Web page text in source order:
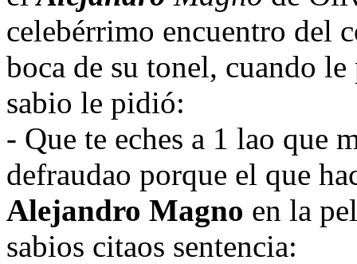
celebérrimo encuentro del
boca de su tonel, cuando
sabio le pidió:
- Que te eches a 1 lao que
defraudao porque el que
Alejandro Magno en la
sabios citaos sentencia: